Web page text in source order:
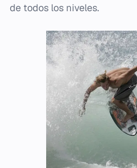
de todos los niveles.